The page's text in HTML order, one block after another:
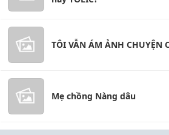
TÔI VẪN ÁM ẢNH CHUYỆN
Mẹ chồng Nàng dâu